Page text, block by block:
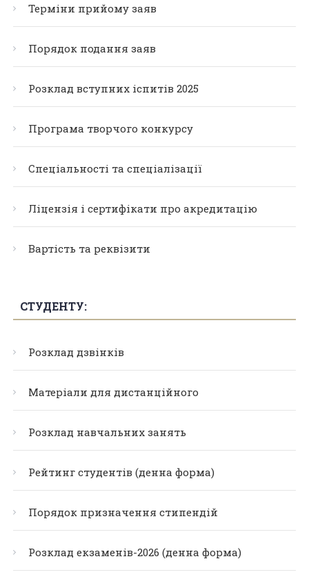
Терміни прийому заяв
Порядок подання заяв
Розклад вступних іспитів 2025
Програма творчого конкурсу
Спеціальності та спеціалізації
Ліцензія і сертифікати про акредитацію
Вартість та реквізити
СТУДЕНТУ:
Розклад дзвінків
Матеріали для дистанційного
Розклад навчальних занять
Рейтинг студентів (денна форма)
Порядок призначення стипендій
Розклад екзаменів-2026 (денна форма)